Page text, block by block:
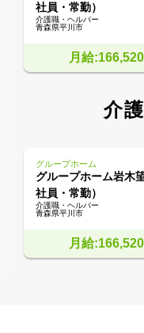
社員・常勤）
介護職・ヘルパー
青森県平川市
月給
介
グループホーム
グループホーム岩木
社員・常勤）
介護職・ヘルパー
青森県平川市
月給